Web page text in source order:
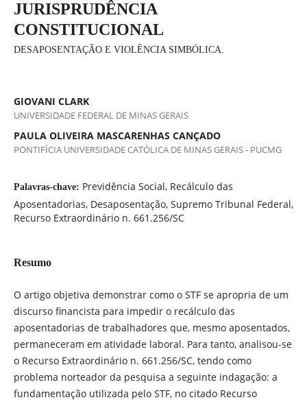
JURISPRUDÊNCIA
CONSTITUCIONAL
DESAPOSENTAÇÃO E VIOLÊNCIA SIMBÓLICA.
GIOVANI CLARK
UNIVERSIDADE FEDERAL DE MINAS GERAIS
PAULA OLIVEIRA MASCARENHAS CANÇADO
PONTIFÍCIA UNIVERSIDADE CATÓLICA DE MINAS GERAIS - PUCMG
Palavras-chave: Previdência Social, Recálculo das
Aposentadorias, Desaposentação, Supremo Tribunal Federal,
Recurso Extraordinário n. 661.256/SC
Resumo
O artigo objetiva demonstrar como o STF se apropria de um
discurso financista para impedir o recálculo das
aposentadorias de trabalhadores que, mesmo aposentados,
permaneceram em atividade laboral. Para tanto, analisou-se
o Recurso Extraordinário n. 661.256/SC, tendo como
problema norteador da pesquisa a seguinte indagação: a
fundamentação utilizada pelo STF, no citado Recurso